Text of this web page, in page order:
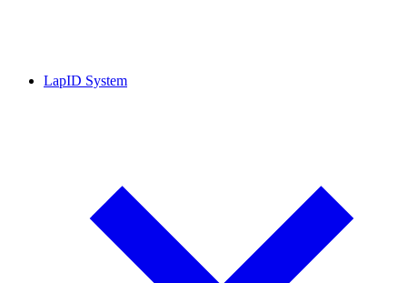
LapID System